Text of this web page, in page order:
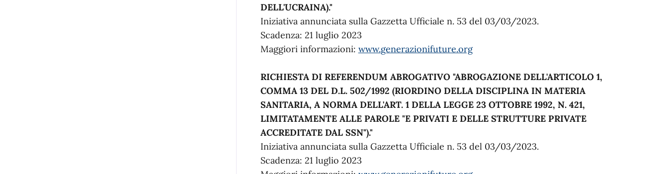
DELL'UCRAINA)."
Iniziativa annunciata sulla Gazzetta Ufficiale n. 53 del 03/03/2023.
Scadenza: 21 luglio 2023
Maggiori informazioni: www.generazionifuture.org
RICHIESTA DI REFERENDUM ABROGATIVO "ABROGAZIONE DELL'ARTICOLO 1,
COMMA 13 DEL D.L. 502/1992 (RIORDINO DELLA DISCIPLINA IN MATERIA
SANITARIA, A NORMA DELL'ART. 1 DELLA LEGGE 23 OTTOBRE 1992, N. 421,
LIMITATAMENTE ALLE PAROLE "E PRIVATI E DELLE STRUTTURE PRIVATE
ACCREDITATE DAL SSN")."
Iniziativa annunciata sulla Gazzetta Ufficiale n. 53 del 03/03/2023.
Scadenza: 21 luglio 2023